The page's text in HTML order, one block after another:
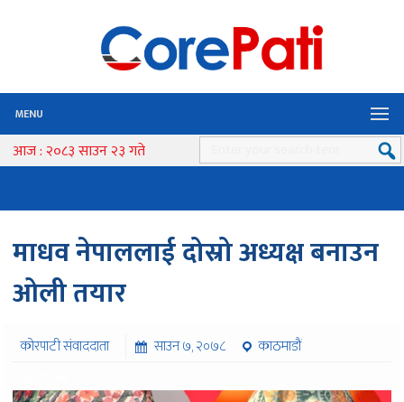
MENU
आज : २०८३ साउन २३ गते
माधव नेपाललाई दोस्रो अध्यक्ष बनाउन
ओली तयार
कोरपाटी संवाददाता साउन ७, २०७८
काठमाडौं